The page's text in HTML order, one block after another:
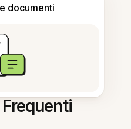
documenti